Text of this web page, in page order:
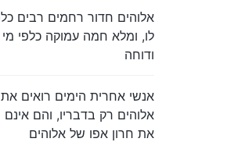
אלוהים חדור רחמים רבים
לו, ומלא חמה עמוקה כלפי
ודוחה
אנשי אחרית הימים רואים
אלוהים רק בדבריו, והם
את חרון אפו של אלוהים